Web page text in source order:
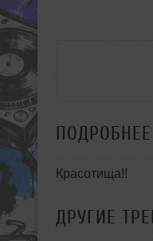
ПОДРОБНЕЕ
Красотища!!
ДРУГИЕ